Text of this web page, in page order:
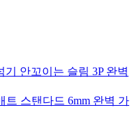
안꼬이는 슬림 3P 완벽
트 스탠다드 6mm 완벽 가